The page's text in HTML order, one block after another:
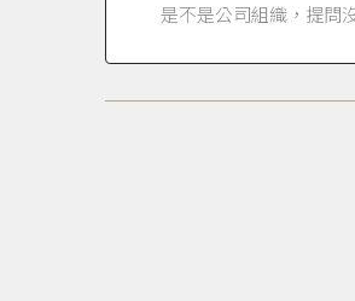
是不是公司組織，提問